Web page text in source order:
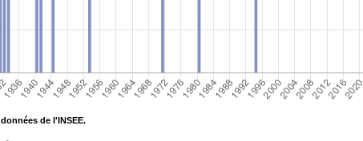
de l'INSEE.